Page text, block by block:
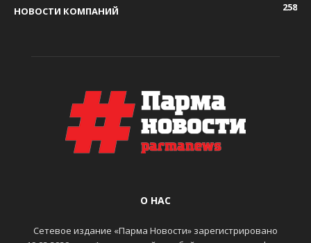
НОВОСТИ КОМПАНИЙ
258
О НАС
Сетевое издание «Парма Новости» зарегистрировано